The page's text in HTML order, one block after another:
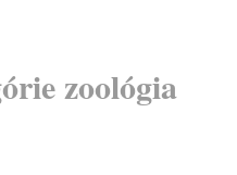
zoológia